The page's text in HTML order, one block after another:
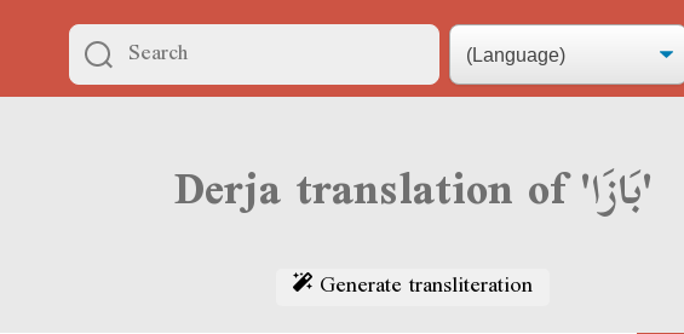
Derja translation of 'بَازَا'
Generate transliteration